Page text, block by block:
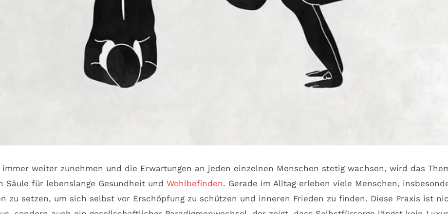
weiter zunehmen und die Erwartungen an jeden einzelnen Menschen stetig wachsen, wird das
für lebenslange Gesundheit und Wohlbefinden. Gerade im Alltag erleben viele Menschen,
zu setzen, um sich selbst vor Erschöpfung zu schützen und inneren Frieden zu finden. Diese Praxis ist